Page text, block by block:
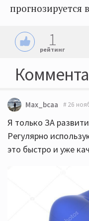
прогнозируется
1
рейтинг
Max_bcaa 26
Я только ЗА
Регулярно
это быстро и уже